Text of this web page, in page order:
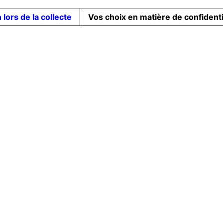
lors de la collecte Vos choix en matière de